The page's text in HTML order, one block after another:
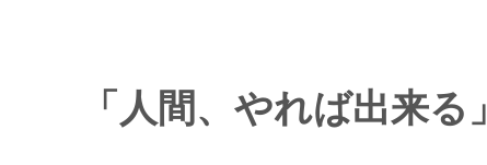
「人間、やれば出来る」